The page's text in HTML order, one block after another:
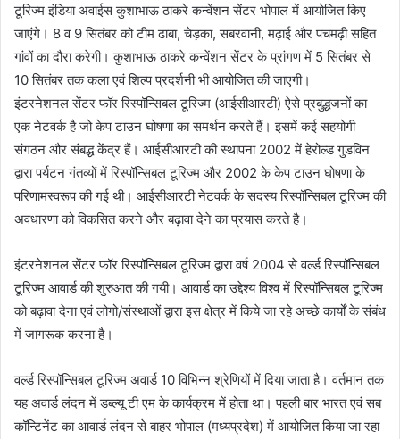
टूरिज्म इंडिया अवाईस कुशाभाऊ ठाकरे कन्वेंशन सेंटर भोपाल में आयोजित किए
जाएंगे। 8 व 9 सितंबर को टीम ढाबा, चेड़का, सबरवानी, मढ़ाई और पचमढ़ी सहित
गांवों का दौरा करेगी। कुशाभाऊ ठाकरे कन्वेंशन सेंटर के प्रांगण में 5 सितंबर से
10 सितंबर तक कला एवं शिल्प प्रदर्शनी भी आयोजित की जाएगी।
इंटरनेशनल सेंटर फॉर रिस्पॉन्सिबल टूरिज्म (आईसीआरटी) ऐसे प्रबुद्धजनों का
एक नेटवर्क है जो केप टाउन घोषणा का समर्थन करते हैं। इसमें कई सहयोगी
संगठन और संबद्ध केंद्र हैं। आईसीआरटी की स्थापना 2002 में हेरोल्ड गुडविन
द्वारा पर्यटन गंतव्यों में रिस्पॉन्सिबल टूरिज्म और 2002 के केप टाउन घोषणा के
परिणामस्वरूप की गई थी। आईसीआरटी नेटवर्क के सदस्य रिस्पॉन्सिबल टूरिज्म की
अवधारणा को विकसित करने और बढ़ावा देने का प्रयास करते है।
इंटरनेशनल सेंटर फॉर रिस्पॉन्सिबल टूरिज्म द्वारा वर्ष 2004 से वर्ल्ड रिस्पॉन्सिबल
टूरिज्म आवार्ड की शुरुआत की गयी। आवार्ड का उद्देश्य विश्व में रिस्पॉन्सिबल टूरिज्म
को बढ़ावा देना एवं लोगो/संस्थाओं द्वारा इस क्षेत्र में किये जा रहे अच्छे कार्यों के संबंध
में जागरूक करना है।
वर्ल्ड रिस्पॉन्सिबल टूरिज्म अवार्ड 10 विभिन्न श्रेणियों में दिया जाता है। वर्तमान तक
यह अवार्ड लंदन में डब्ल्यू टी एम के कार्यक्रम में होता था। पहली बार भारत एवं सब
कॉन्टिनेंट का आवार्ड लंदन से बाहर भोपाल (मध्यप्रदेश) में आयोजित किया जा रहा